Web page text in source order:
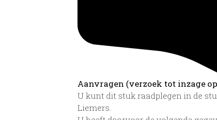
Aanvragen (verzoek tot inzage
U kunt dit stuk raadplegen in de
Liemers.